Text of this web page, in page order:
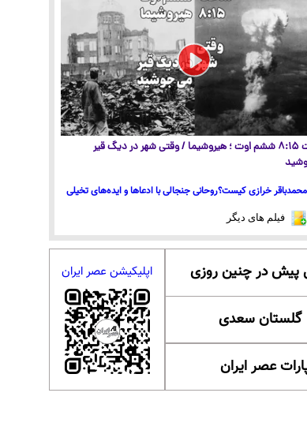
ساعت ۸:۱۵ ششم اوت ؛ هیروشیما / وقتی شهر در دیگ قیر
محمدباقر خرازی کیست؟روحانی جنجالی با ادعاها و ایده‌های تخیلی
فیلم های دیگر
گلستان سعدی
عصر ایران
اپلیکیشن عصر ایران